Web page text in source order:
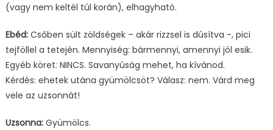
(vagy nem keltél túl korán), elhagyható.
Ebéd: Csőben sült zöldségek – akár rizzsel is dúsítva -, pici
tejföllel a tetején. Mennyiség: bármennyi, amennyi jól esik.
Egyéb köret: NINCS. Savanyúság mehet, ha kívánod.
Kérdés: ehetek utána gyümölcsöt? Válasz: nem. Várd meg
vele az uzsonnát!
Uzsonna:Gyümölcs.